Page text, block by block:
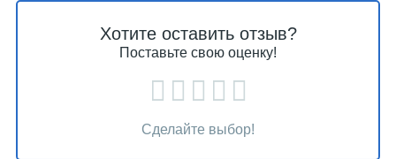
Хотите оставить отзыв?
Поставьте свою оценку!
Сделайте выбор!